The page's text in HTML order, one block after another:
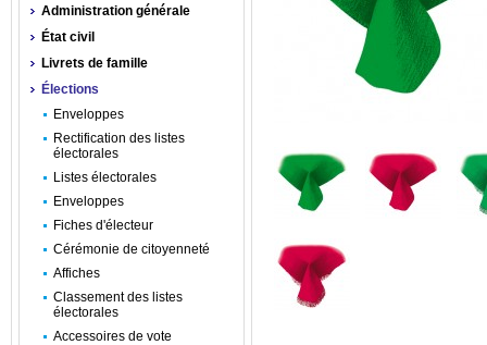
Administration générale
État civil
Livrets de famille
Élections
Enveloppes
Rectification des listes
électorales
Listes électorales
Enveloppes
Fiches d'électeur
Cérémonie de citoyenneté
Affiches
Classement des listes
électorales
Accessoires de vote